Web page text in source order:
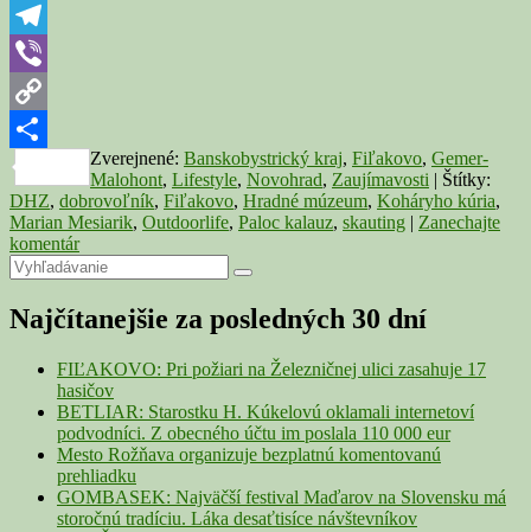
WhatsApp
Telegram
Viber
Copy
Link
Share
Zverejnené: Banskobystrický kraj, Fiľakovo, Gemer-
Malohont, Lifestyle, Novohrad, Zaujímavosti | Štítky:
DHZ, dobrovoľník, Fiľakovo, Hradné múzeum, Koháryho kúria,
Marian Mesiarik, Outdoorlife, Paloc kalauz, skauting | Zanechajte
komentár
Primary
Sidebar
Widget
Area
Search
for:
Search
Najčítanejšie za posledných 30 dní
FIĽAKOVO: Pri požiari na Železničnej ulici zasahuje 17
hasičov
BETLIAR: Starostku H. Kúkelovú oklamali internetoví
podvodníci. Z obecného účtu im poslala 110 000 eur
Mesto Rožňava organizuje bezplatnú komentovanú
prehliadku
GOMBASEK: Najväčší festival Maďarov na Slovensku má
storočnú tradíciu. Láka desaťtisíce návštevníkov